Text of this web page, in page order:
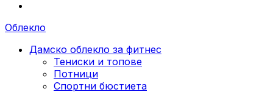
Облекло
Дамско облекло за фитнес
Тениски и топове
Потници
Спортни бюстиета